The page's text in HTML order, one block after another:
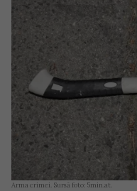
Arma crimei. Sursă foto: 5min.at.